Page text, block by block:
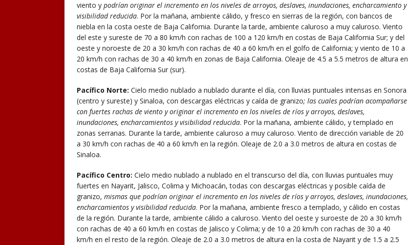
viento y podrían originar el incremento en los niveles de arroyos, deslaves, inundaciones, encharcamiento y
visibilidad reducida. Por la mañana, ambiente cálido, y fresco en sierras de la región, con bancos de
niebla en la costa oeste de Baja California. Durante la tarde, ambiente caluroso a muy caluroso. Viento
del este y sureste de 70 a 80 km/h con rachas de 100 a 120 km/h en costas de Baja California Sur; y del
oeste y noroeste de 20 a 30 km/h con rachas de 40 a 60 km/h en el golfo de California; y viento de 10 a
20 km/h con rachas de 30 a 40 km/h en zonas de Baja California. Oleaje de 4.5 a 5.5 metros de altura en
costas de Baja California Sur (sur).
Pacífico Norte: Cielo medio nublado a nublado durante el día, con lluvias puntuales intensas en Sonora
(centro y sureste) y Sinaloa, con descargas eléctricas y caída de granizo; las cuales podrían acompañarse
con fuertes rachas de viento y originar el incremento en los niveles de ríos y arroyos, deslaves,
inundaciones, encharcamientos y visibilidad reducida. Por la mañana, ambiente cálido, y templado en
zonas serranas. Durante la tarde, ambiente caluroso a muy caluroso. Viento de dirección variable de 20
a 30 km/h con rachas de 40 a 60 km/h en la región. Oleaje de 2.0 a 3.0 metros de altura en costas de
Sinaloa.
Pacífico Centro: Cielo medio nublado a nublado en el transcurso del día, con lluvias puntuales muy
fuertes en Nayarit, Jalisco, Colima y Michoacán, todas con descargas eléctricas y posible caída de
granizo, mismas que podrían originar el incremento en los niveles de ríos y arroyos, deslaves, inundaciones,
encharcamientos y visibilidad reducida. Por la mañana, ambiente fresco a templado, y cálido en costas
de la región. Durante la tarde, ambiente cálido a caluroso. Viento del oeste y suroeste de 20 a 30 km/h
con rachas de 40 a 60 km/h en costas de Jalisco y Colima; y de 10 a 20 km/h con rachas de 30 a 40
km/h en el resto de la región. Oleaje de 2.0 a 3.0 metros de altura en la costa de Nayarit y de 1.5 a 2.5